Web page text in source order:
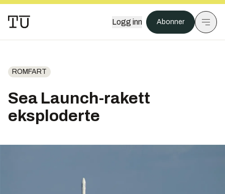
Logg inn Abonner
ROMFART
Sea Launch-rakett
eksploderte